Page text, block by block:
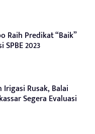
Raih Predikat “Baik”
SPBE 2023
Rusak, Balai
Segera Evaluasi